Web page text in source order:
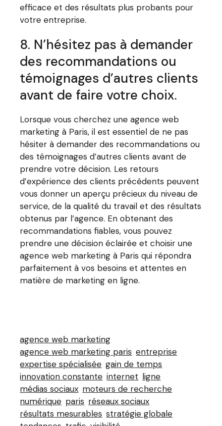
efficace et des résultats plus probants pour
votre entreprise.
8. N’hésitez pas à demander
des recommandations ou
témoignages d’autres clients
avant de faire votre choix.
Lorsque vous cherchez une agence web
marketing à Paris, il est essentiel de ne pas
hésiter à demander des recommandations ou
des témoignages d’autres clients avant de
prendre votre décision. Les retours
d’expérience des clients précédents peuvent
vous donner un aperçu précieux du niveau de
service, de la qualité du travail et des résultats
obtenus par l’agence. En obtenant des
recommandations fiables, vous pouvez
prendre une décision éclairée et choisir une
agence web marketing à Paris qui répondra
parfaitement à vos besoins et attentes en
matière de marketing en ligne.
agence web marketing
agence web marketing paris entreprise
expertise spécialisée gain de temps
innovation constante internet ligne
médias sociaux moteurs de recherche
numérique paris réseaux sociaux
résultats mesurables stratégie globale